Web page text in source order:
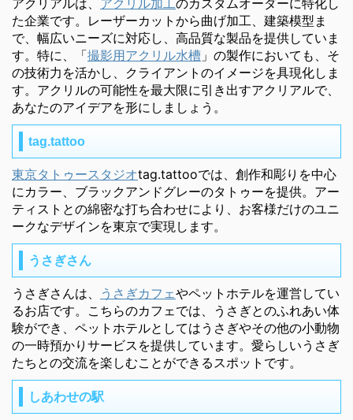
た企業です。レーザーカットから曲げ加工、建築模型ま
で、幅広いニーズに対応し、高品質な製品を提供していま
す。特に、「撮影用アクリル水槽 」の製作においても、そ
の技術力を活かし、クライアントのイメージを具現化しま
す。アクリルの可能性を最大限に引き出すアクリアルで、
あなたのアイデアを形にしましょう。
tag.tattoo
東京タトゥースタジオtag.tattooでは、創作和彫りを中心
にカラー、ブラックアンドグレーのタトゥーを提供。アー
ティストとの綿密な打ち合わせにより、お客様だけのユニ
ークなデザインを東京で実現します。
うさぎさん
うさぎさんは、 うさぎカフェやペットホテルを運営してい
るお店です。こちらのカフェでは、うさぎとのふれあい体
験ができ、ペットホテルとしてはうさぎやその他の小動物
の一時預かりサービスを提供しています。愛らしいうさぎ
たちとの交流を楽しむことができるスポットです。
しあわせの駅